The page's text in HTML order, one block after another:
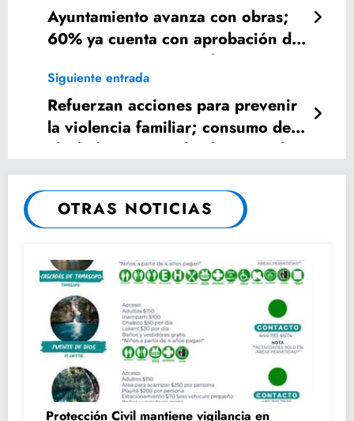
Ayuntamiento avanza con obras;
60% ya cuenta con aprobación del
FAIS y una inversión de 40 MDP
Siguiente entrada
Refuerzan acciones para prevenir
la violencia familiar; consumo de
alcohol sigue siendo el principal
detonante
OTRAS NOTICIAS
Protección Civil mantiene vigilancia en